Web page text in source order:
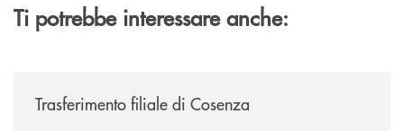
Ti potrebbe interessare anche:
Trasferimento filiale di Cosenza